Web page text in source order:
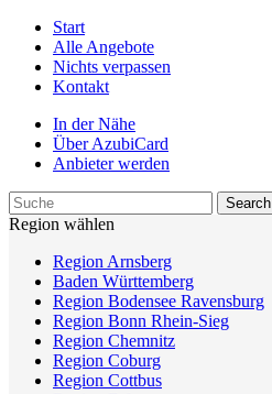
Start
Alle Angebote
Nichts verpassen
Kontakt
In der Nähe
Über AzubiCard
Anbieter werden
Region wählen
Region Arnsberg
Baden Württemberg
Region Bodensee Ravensburg
Region Bonn Rhein-Sieg
Region Chemnitz
Region Coburg
Region Cottbus